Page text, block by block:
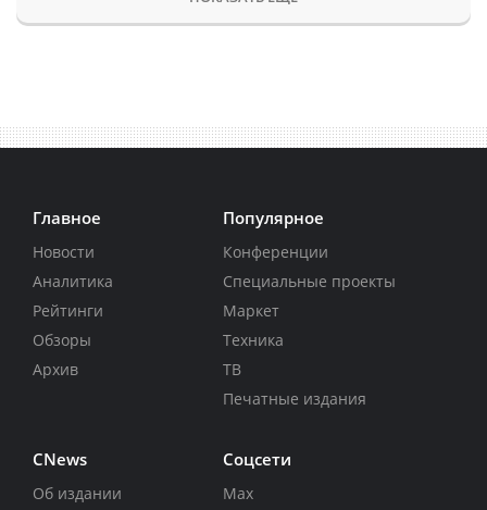
Главное
Новости
Аналитика
Рейтинги
Обзоры
Архив
Популярное
Конференции
Специальные проекты
Маркет
Техника
ТВ
Печатные издания
CNews
Об издании
Соцсети
Max